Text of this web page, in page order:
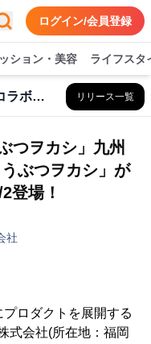
ログイン/会員登録
ション・美容 ライフスタ
メルティングポットハラペコラボ株式会社 リリース一覧
つヲカシ」九州
ぶつヲカシ」が
登場！
社
プロダクトを展開する
式会社(所在地：福岡